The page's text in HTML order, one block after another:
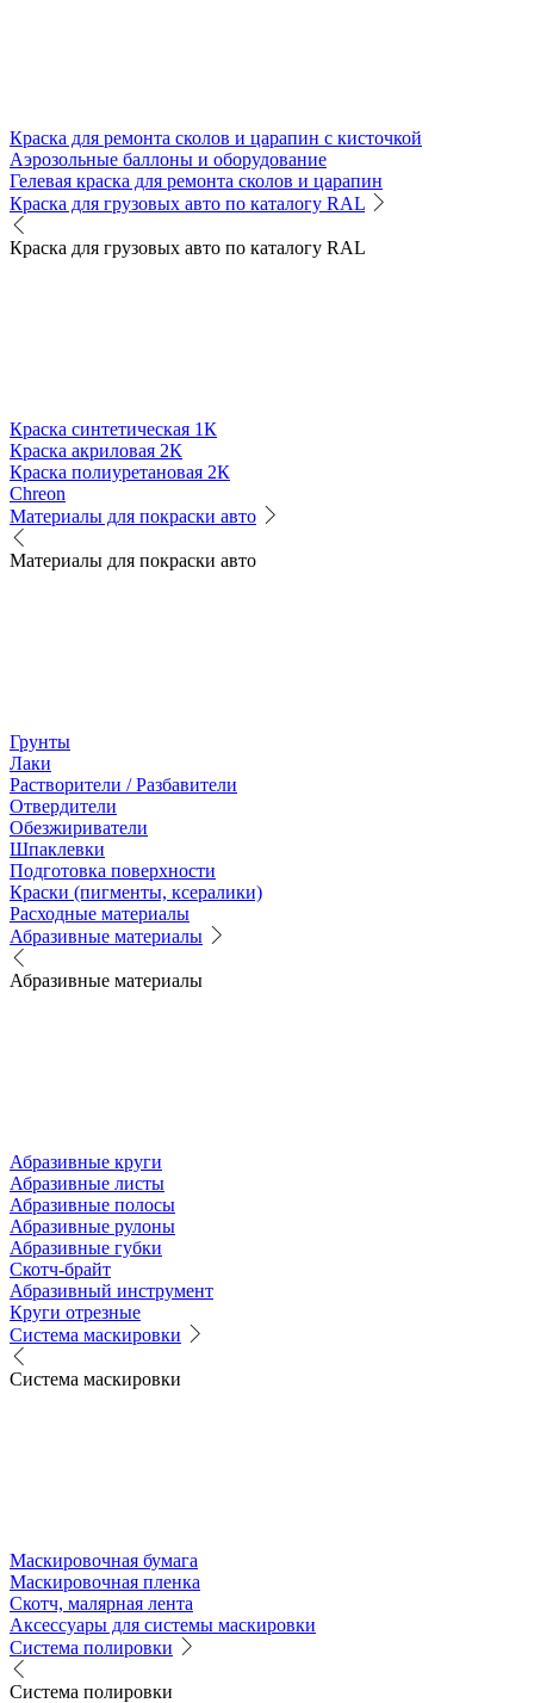
Краска для ремонта сколов и царапин с кисточкой
Аэрозольные баллоны и оборудование
Гелевая краска для ремонта сколов и царапин
Краска для грузовых авто по каталогу RAL
Краска для грузовых авто по каталогу RAL
Краска синтетическая 1К
Краска акриловая 2К
Краска полиуретановая 2К
Chreon
Материалы для покраски авто
Материалы для покраски авто
Грунты
Лаки
Растворители / Разбавители
Отвердители
Обезжириватели
Шпаклевки
Подготовка поверхности
Краски (пигменты, ксералики)
Расходные материалы
Абразивные материалы
Абразивные материалы
Абразивные круги
Абразивные листы
Абразивные полосы
Абразивные рулоны
Абразивные губки
Скотч-брайт
Абразивный инструмент
Круги отрезные
Система маскировки
Система маскировки
Маскировочная бумага
Маскировочная пленка
Скотч, малярная лента
Аксессуары для системы маскировки
Система полировки
Система полировки